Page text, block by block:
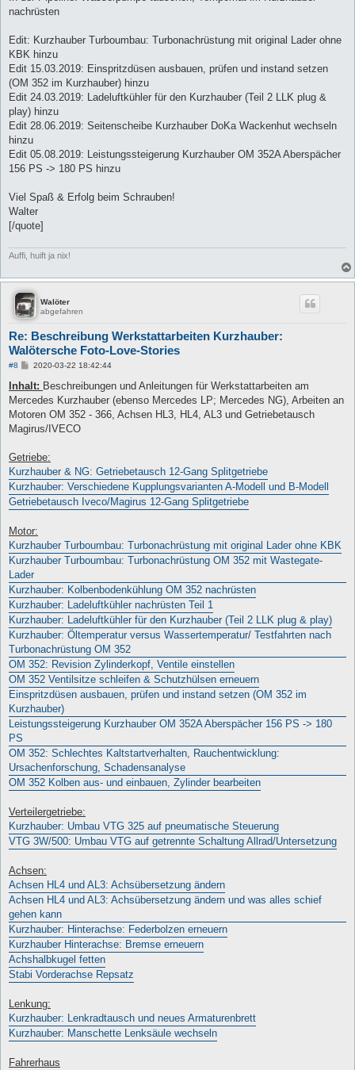
nachrüsten
Edit: Kurzhauber Turboumbau: Turbonachrüstung mit original Lader ohne
KBK hinzu
Edit 15.03.2019: Einspritzdüsen ausbauen, prüfen und instand setzen
(OM 352 im Kurzhauber) hinzu
Edit 24.03.2019: Ladeluftkühler für den Kurzhauber (Teil 2 LLK plug &
play) hinzu
Edit 28.06.2019: Seitenscheibe Kurzhauber DoKa Wackenhut wechseln
hinzu
Edit 05.08.2019: Leistungssteigerung Kurzhauber OM 352A Aberspächer
156 PS -> 180 PS hinzu
Viel Spaß & Erfolg beim Schrauben!
Walter
[/quote]
Auffi, huift ja nix!
Walöter
abgefahren
Re: Beschreibung Werkstattarbeiten Kurzhauber:
Walötersche Foto-Love-Stories
#8
B
i
t
r
a
2020-03-22 18:42:44
Inhalt: Beschreibungen und Anleitungen für Werkstattarbeiten am
Mercedes Kurzhauber (ebenso Mercedes LP; Mercedes NG), Arbeiten an
Motoren OM 352 - 366, Achsen HL3, HL4, AL3 und Getriebetausch
Magirus/IVECO
Getriebe:
Kurzhauber & NG: Getriebetausch 12-Gang Splitgetriebe
Kurzhauber: Verschiedene Kupplungsvarianten A-Modell und B-Modell
Getriebetausch Iveco/Magirus 12-Gang Splitgetriebe
Motor:
Kurzhauber Turboumbau: Turbonachrüstung mit original Lader ohne KBK
Kurzhauber Turboumbau: Turbonachrüstung OM 352 mit Wastegate-
Lader
Kurzhauber: Kolbenbodenkühlung OM 352 nachrüsten
Kurzhauber: Ladeluftkühler nachrüsten Teil 1
Kurzhauber: Ladeluftkühler für den Kurzhauber (Teil 2 LLK plug & play)
Kurzhauber: Öltemperatur versus Wassertemperatur/ Testfahrten nach
Turbonachrüstung OM 352
OM 352: Revision Zylinderkopf, Ventile einstellen
OM 352 Ventilsitze schleifen & Schutzhülsen erneuern
Einspritzdüsen ausbauen, prüfen und instand setzen (OM 352 im
Kurzhauber)
Leistungssteigerung Kurzhauber OM 352A Aberspächer 156 PS -> 180
PS
OM 352: Schlechtes Kaltstartverhalten, Rauchentwicklung:
Ursachenforschung, Schadensanalyse
OM 352 Kolben aus- und einbauen, Zylinder bearbeiten
Verteilergetriebe:
Kurzhauber: Umbau VTG 325 auf pneumatische Steuerung
VTG 3W/500: Umbau VTG auf getrennte Schaltung Allrad/Untersetzung
Achsen:
Achsen HL4 und AL3: Achsübersetzung ändern
Achsen HL4 und AL3: Achsübersetzung ändern und was alles schief
gehen kann
Kurzhauber: Hinterachse: Federbolzen erneuern
Kurzhauber Hinterachse: Bremse erneuern
Achshalbkugel fetten
Stabi Vorderachse Repsatz
Lenkung:
Kurzhauber: Lenkradtausch und neues Armaturenbrett
Kurzhauber: Manschette Lenksäule wechseln
Fahrerhaus